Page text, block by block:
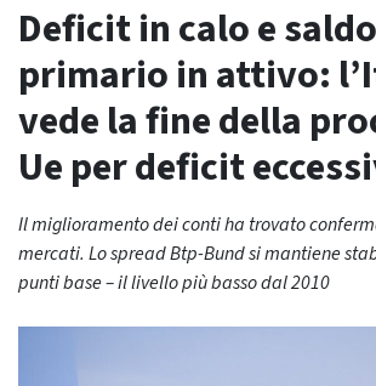
Deficit in calo e saldo
primario in attivo:
vede la fine della
Ue per deficit
Il miglioramento dei conti ha trovato
mercati. Lo spread Btp-Bund si mantiene
punti base – il livello più basso dal 2010